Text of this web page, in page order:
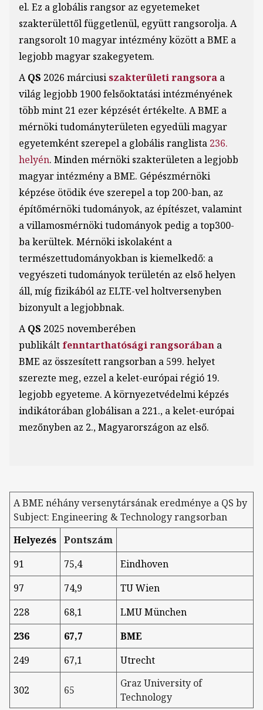
el. Ez a globális rangsor az egyetemeket
szakterülettől függetlenül, együtt rangsorolja. A
rangsorolt 10 magyar intézmény között a BME a
legjobb magyar szakegyetem.
AQS 2026 márciusiszakterületi rangsora a
világ legjobb 1900 felsőoktatási intézményének
több mint 21 ezer képzését értékelte. A BME a
mérnöki tudományterületen egyedüli magyar
egyetemként szerepel a globális ranglista 236.
helyén. Minden mérnöki szakterületen a legjobb
magyar intézmény a BME. Gépészmérnöki
képzése ötödik éve szerepel a top 200-ban, az
építőmérnöki tudományok, az építészet, valamint
a villamosmérnöki tudományok pedig a top300-
ba kerültek. Mérnöki iskolaként a
természettudományokban is kiemelkedő: a
vegyészeti tudományok területén az első helyen
áll, míg fizikából az ELTE-vel holtversenyben
bizonyult a legjobbnak.
AQS 2025 novemberében
publikált fenntarthatósági rangsorában a
BME az összesített rangsorban a 599. helyet
szerezte meg, ezzel a kelet-európai régió 19.
legjobb egyeteme. A környezetvédelmi képzés
indikátorában globálisan a 221., a kelet-európai
mezőnyben az 2., Magyarországon az első.
A BME néhány versenytársának eredménye a QS by
Subject: Engineering & Technology rangsorban
Helyezés Pontszám
91
75,4
Eindhoven
97
74,9
TU Wien
228
68,1
LMU München
236
67,7
BME
249
67,1 Utrecht
302 65
Graz University of
Technology